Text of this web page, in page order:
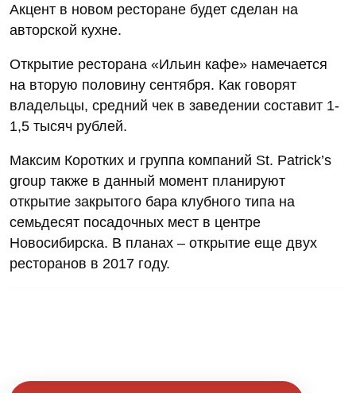
Акцент в новом ресторане будет сделан на
авторской кухне.
Открытие ресторана «Ильин кафе» намечается
на вторую половину сентября. Как говорят
владельцы, средний чек в заведении составит 1-
1,5 тысяч рублей.
Максим Коротких и группа компаний St. Patrick’s
group также в данный момент планируют
открытие закрытого бара клубного типа на
семьдесят посадочных мест в центре
Новосибирска. В планах – открытие еще двух
ресторанов в 2017 году.